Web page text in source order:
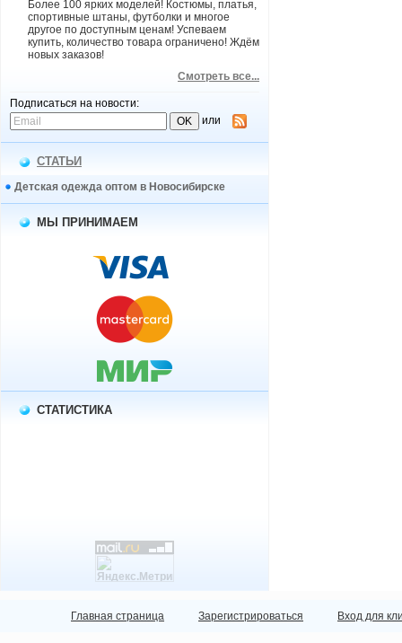
Более 100 ярких моделей! Костюмы, платья,
спортивные штаны, футболки и многое
другое по доступным ценам! Успеваем
купить, количество товара ограничено! Ждём
новых заказов!
Смотреть все...
Подписаться на новости:
или
СТАТЬИ
Детская одежда оптом в Новосибирске
МЫ ПРИНИМАЕМ
СТАТИСТИКА
Главная страница Зарегистрироваться Вход для